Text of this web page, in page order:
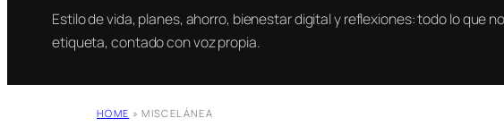
Estilo de vida, planes, ahorro, bienestar digital y reflexiones: todo lo que
etiqueta, contado con voz propia.
HOME » MISCELÁNEA